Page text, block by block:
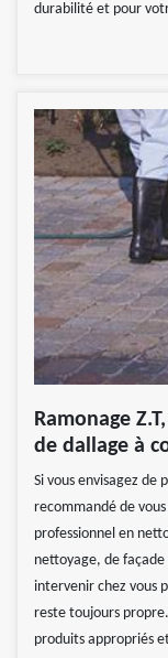
durabilité et pour
Ramonage
de dallage à
Si vous envisagez
recommandé de vous
professionnel en
nettoyage, de
intervenir chez vous
reste toujours
produits appropriés